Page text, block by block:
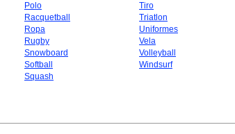
Polo
Racquetball
Ropa
Rugby
Snowboard
Softball
Squash
Tiro
Triatlon
Uniformes
Vela
Volleyball
Windsurf